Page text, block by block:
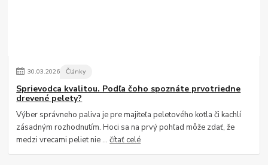
30.03.2026 Články
Sprievodca kvalitou. Podľa čoho spoznáte prvotriedne
drevené pelety?
Výber správneho paliva je pre majiteľa peletového kotla či kachlí
zásadným rozhodnutím. Hoci sa na prvý pohľad môže zdať, že
medzi vrecami peliet nie ...čítať celé